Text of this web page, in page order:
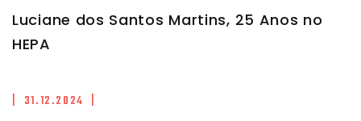
Luciane dos Santos Martins, 25 Anos no
HEPA
| 31.12.2024 |